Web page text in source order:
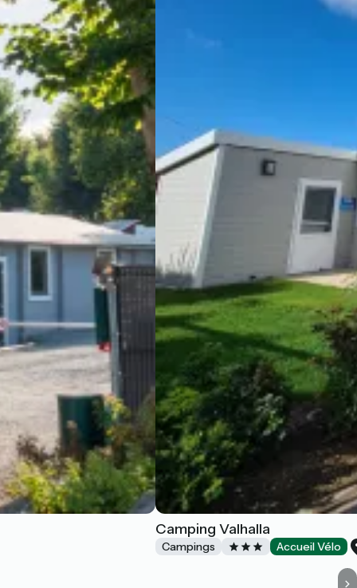
Camping Valhalla
Campings Accueil Vélo